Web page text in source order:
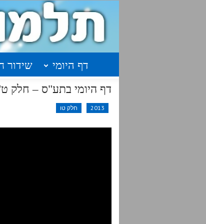
דף היומי שידור
דף היומי בתע"ס –
2013 חלק טו